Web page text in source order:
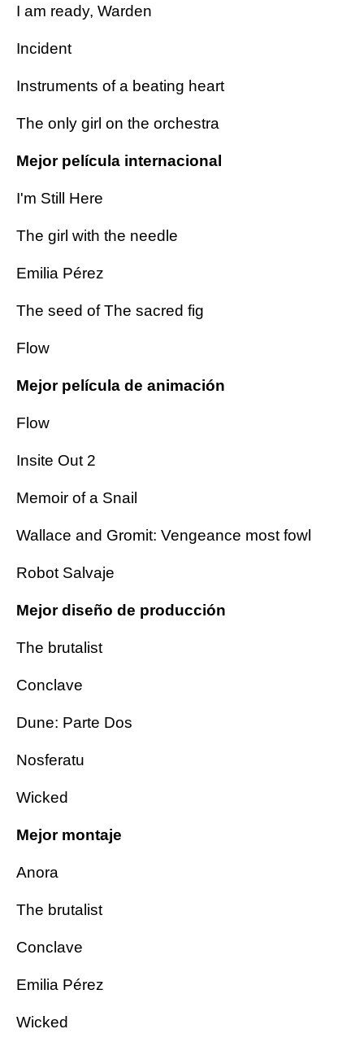
I am ready, Warden
Incident
Instruments of a beating heart
The only girl on the orchestra
Mejor película internacional
I'm Still Here
The girl with the needle
Emilia Pérez
The seed of The sacred fig
Flow
Mejor película de animación
Flow
Insite Out 2
Memoir of a Snail
Wallace and Gromit: Vengeance most fowl
Robot Salvaje
Mejor diseño de producción
The brutalist
Conclave
Dune: Parte Dos
Nosferatu
Wicked
Mejor montaje
Anora
The brutalist
Conclave
Emilia Pérez
Wicked